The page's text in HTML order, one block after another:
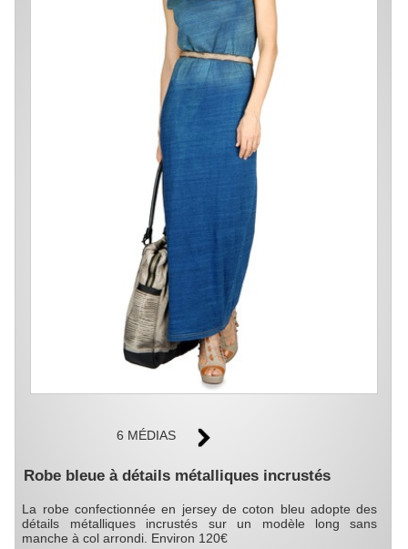
6 MÉDIAS
Robe bleue à détails métalliques incrustés
La robe confectionnée en jersey de coton bleu adopte des
détails métalliques incrustés sur un modèle long sans
manche à col arrondi. Environ 120€